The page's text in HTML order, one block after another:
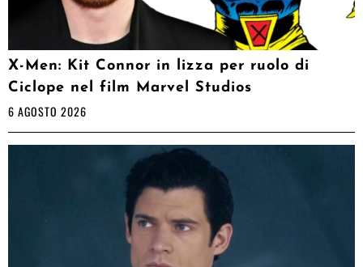
X-Men: Kit Connor in lizza per ruolo di
Ciclope nel film Marvel Studios
6 AGOSTO 2026